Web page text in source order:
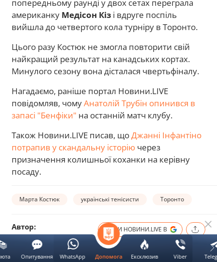
попередньому раунді у двох сетах переграла
американку Медісон Кіз і вдруге поспіль
вийшла до четвертого кола турніру в Торонто.
Цього разу Костюк не змогла повторити свій
найкращий результат на канадських кортах.
Минулого сезону вона дісталася чвертьфіналу.
Нагадаємо, раніше портал Новини.LIVE
повідомляв, чомуАнатолій Трубін опинився в
запасі "Бенфіки" на останній матч клубу.
Також Новини.LIVE писав, щоДжанні Інфантіно
потрапив у скандальну історію через
призначення колишньої коханки на керівну
посаду.
Марта Костюк українські тенісисти Торонто
Автор:
Андрій
Гончар
ОБЕРИ НОВИНИ.LIVE В
Допомога Ексклюзив Viber
Опитування WhatsApp